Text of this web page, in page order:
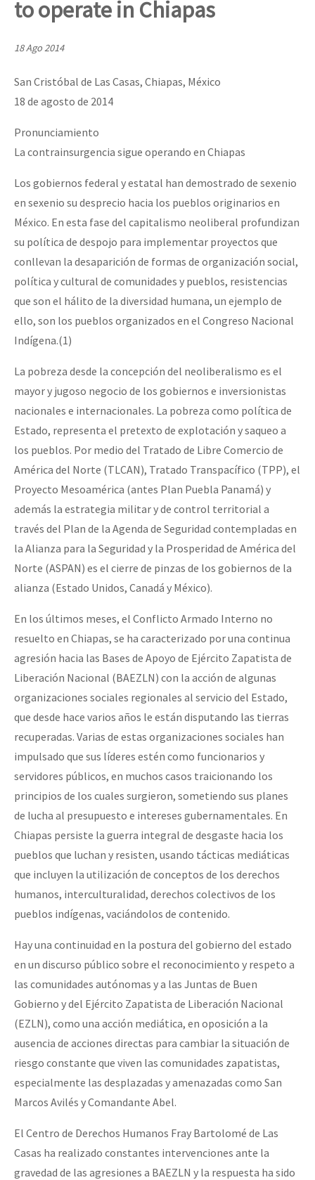
Mundo
AutonomÍa y Resistencia
Niñxs
ETIQUETAS
MULTIMEDIA
Audio
Fotorreportaje
Otras secciones
Semillero Guerra contra la Humanidad. (Las poblaciones y
la naturaleza bajo asedio)
Libros para descargar
Medios Libres
COVID-19
Eventos
Contacto
Dia 2 do Encontro “Guerra contra a Humanidad”
[CDMX – 20 julio] Jornadas globales por la libertad de Jesús
“Sonhando a Terra do Bem Virá” se publica no Estado Espanhol
Se o México sabe, que o mundo saiba! Nossas lutas pela
to operate in Chiapas
18 Ago 2014
San Cristóbal de Las Casas, Chiapas, México
18 de agosto de 2014
Pronunciamiento
La contrainsurgencia sigue operando en Chiapas
Los gobiernos federal y estatal han demostrado de sexenio
en sexenio su desprecio hacia los pueblos originarios en
México. En esta fase del capitalismo neoliberal profundizan
su política de despojo para implementar proyectos que
conllevan la desaparición de formas de organización social,
política y cultural de comunidades y pueblos, resistencias
que son el hálito de la diversidad humana, un ejemplo de
ello, son los pueblos organizados en el Congreso Nacional
Indígena.(1)
La pobreza desde la concepción del neoliberalismo es el
mayor y jugoso negocio de los gobiernos e inversionistas
nacionales e internacionales. La pobreza como política de
Estado, representa el pretexto de explotación y saqueo a
los pueblos. Por medio del Tratado de Libre Comercio de
América del Norte (TLCAN), Tratado Transpacífico (TPP), el
Proyecto Mesoamérica (antes Plan Puebla Panamá) y
además la estrategia militar y de control territorial a
través del Plan de la Agenda de Seguridad contempladas en
la Alianza para la Seguridad y la Prosperidad de América del
Norte (ASPAN) es el cierre de pinzas de los gobiernos de la
alianza (Estado Unidos, Canadá y México).
En los últimos meses, el Conflicto Armado Interno no
resuelto en Chiapas, se ha caracterizado por una continua
agresión hacia las Bases de Apoyo de Ejército Zapatista de
Liberación Nacional (BAEZLN) con la acción de algunas
organizaciones sociales regionales al servicio del Estado,
que desde hace varios años le están disputando las tierras
recuperadas. Varias de estas organizaciones sociales han
impulsado que sus líderes estén como funcionarios y
servidores públicos, en muchos casos traicionando los
principios de los cuales surgieron, sometiendo sus planes
de lucha al presupuesto e intereses gubernamentales. En
Chiapas persiste la guerra integral de desgaste hacia los
pueblos que luchan y resisten, usando tácticas mediáticas
que incluyen la utilización de conceptos de los derechos
humanos, interculturalidad, derechos colectivos de los
pueblos indígenas, vaciándolos de contenido.
Hay una continuidad en la postura del gobierno del estado
en un discurso público sobre el reconocimiento y respeto a
las comunidades autónomas y a las Juntas de Buen
Gobierno y del Ejército Zapatista de Liberación Nacional
(EZLN), como una acción mediática, en oposición a la
ausencia de acciones directas para cambiar la situación de
riesgo constante que viven las comunidades zapatistas,
especialmente las desplazadas y amenazadas como San
Marcos Avilés y Comandante Abel.
El Centro de Derechos Humanos Fray Bartolomé de Las
Casas ha realizado constantes intervenciones ante la
gravedad de las agresiones a BAEZLN y la respuesta ha sido